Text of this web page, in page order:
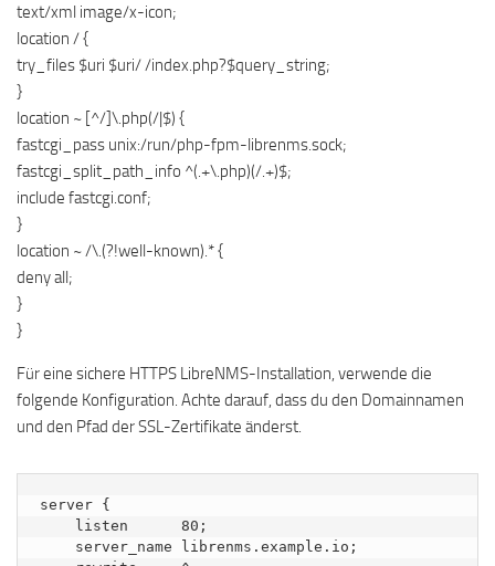
text/xml image/x-icon;
location / {
try_files $uri $uri/ /index.php?$query_string;
}
location ~ [^/]\.php(/|$) {
fastcgi_pass unix:/run/php-fpm-librenms.sock;
fastcgi_split_path_info ^(.+\.php)(/.+)$;
include fastcgi.conf;
}
location ~ /\.(?!well-known).* {
deny all;
}
}
Für eine sichere HTTPS LibreNMS-Installation, verwende die
folgende Konfiguration. Achte darauf, dass du den Domainnamen
und den Pfad der SSL-Zertifikate änderst.
server {
listen      80;
server_name librenms.example.io;